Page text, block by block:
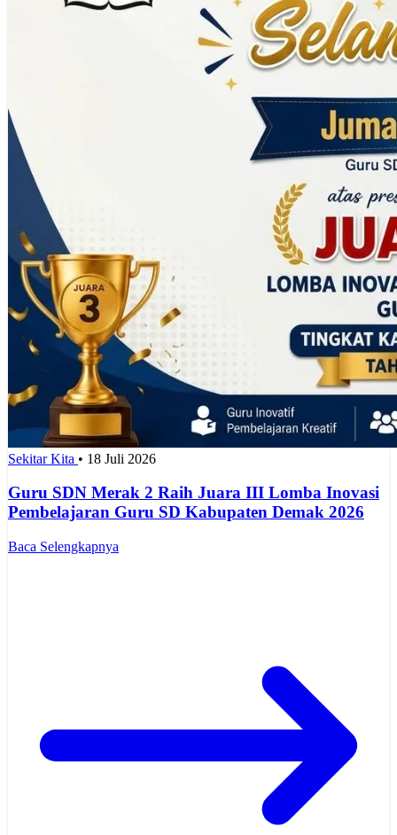
Sekitar Kita • 18 Juli 2026
Guru SDN Merak 2 Raih Juara III Lomba Inovasi
Pembelajaran Guru SD Kabupaten Demak 2026
Baca Selengkapnya